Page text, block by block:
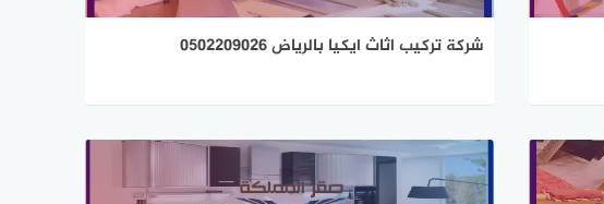
شركة تركيب اثاث ايكيا بالرياض 0502209026